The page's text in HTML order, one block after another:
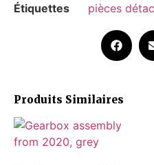
Étiquettes
pièces
Produits Similaires